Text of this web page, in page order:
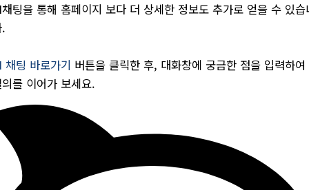
팅을 통해 홈페이지 보다 더 상세한 정보도 추가로 얻을 수 있습
채팅 바로가기 버튼을 클릭한 후, 대화창에 궁금한 점을 입력하여
를 이어가 보세요.